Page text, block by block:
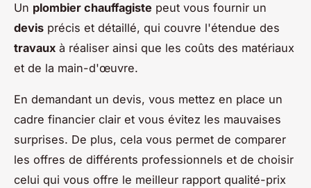
Un plombier chauffagiste peut vous fournir un
devis précis et détaillé, qui couvre l'étendue des
travaux à réaliser ainsi que les coûts des matériaux
et de la main-d'œuvre.
En demandant un devis, vous mettez en place un
cadre financier clair et vous évitez les mauvaises
surprises. De plus, cela vous permet de comparer
les offres de différents professionnels et de choisir
celui qui vous offre le meilleur rapport qualité-prix